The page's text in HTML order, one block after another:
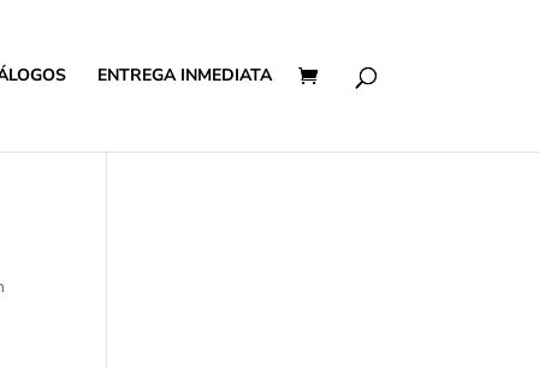
ENTREGA INMEDIATA